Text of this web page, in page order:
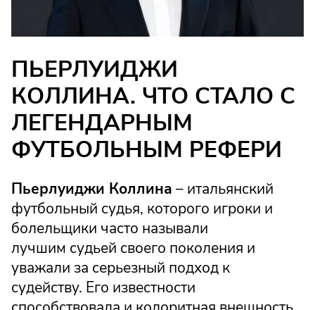
ПЬЕРЛУИДЖИ
КОЛЛИНА. ЧТО СТАЛО С
ЛЕГЕНДАРНЫМ
ФУТБОЛЬНЫМ РЕФЕРИ
Пьерлуиджи Коллина – итальянский
футбольный судья, которого игроки и
болельщики часто называли
лучшим судьей своего поколения и
уважали за серьезный подход к
судейству. Его известности